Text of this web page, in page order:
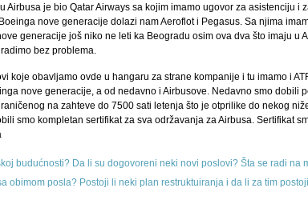
Airbusa je bio Qatar Airways sa kojim imamo ugovor za asistenciju i
nove generacije dolazi nam Aeroflot i Pegasus. Sa njima
generacije još niko ne leti ka Beogradu osim ova dva što imaju u
bez problema.
koje obavljamo ovde u hangaru za strane kompanije i tu imamo i
nove generacije, a od nedavno i Airbusove. Nedavno smo dobili
na zahteve do 7500 sati letenja što je otprilike do nekog
smo kompletan sertifikat za sva održavanja za Airbusa. Sertifikat
budućnosti? Da li su dogovoreni neki novi poslovi? Šta se radi na
obimom posla? Postoji li neki plan restruktuiranja i da li za tim